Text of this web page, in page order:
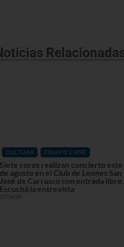
CULTURA , TIEMPO LIBRE
Siete coros realizan concierto este
de agosto en el Club de Leones San
José de Carrasco con entrada libre.
Escuchá la entrevista
07/08/26